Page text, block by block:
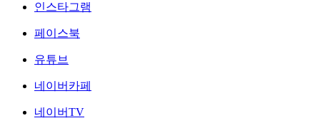
인스타그램
페이스북
유튜브
네이버카페
네이버TV